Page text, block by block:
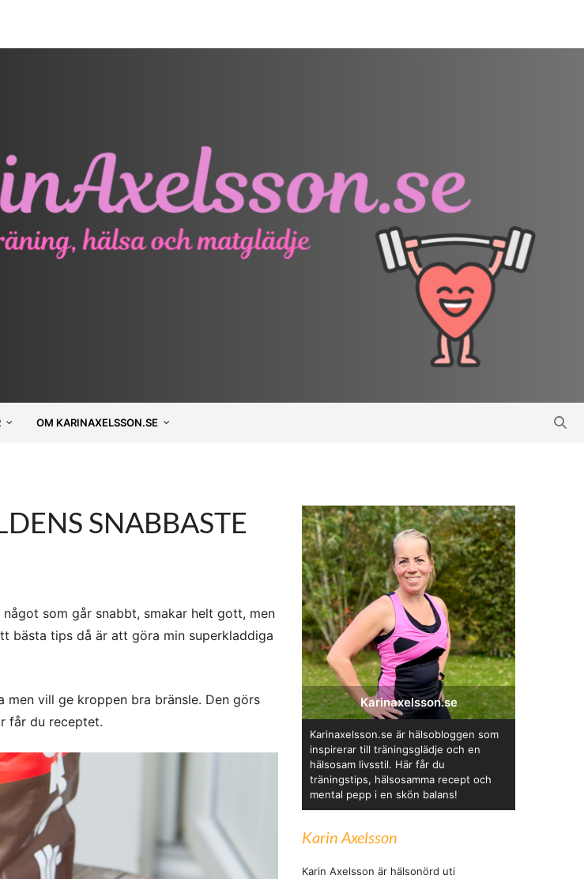
OM KARINAXELSSON.SE
SNABBASTE
som går snabbt, smakar helt gott, men
bästa tips då är att göra min superkladdiga
vill ge kroppen bra bränsle. Den görs
får du receptet.
Karinaxelsson.se
Karinaxelsson.se är hälsobloggen som
inspirerar till träningsglädje och en
hälsosam livsstil. Här får du
träningstips, hälsosamma recept och
mental pepp i en skön balans!
Karin Axelsson
Karin Axelsson är hälsonörd uti